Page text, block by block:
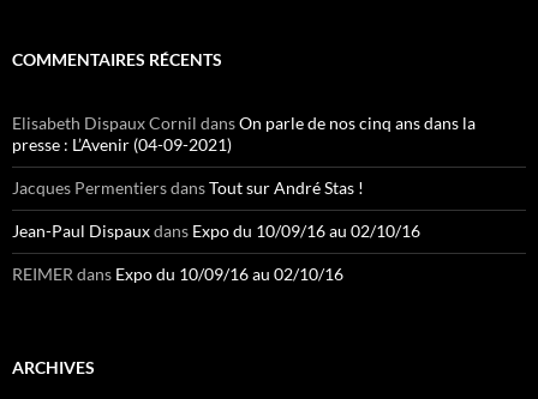
COMMENTAIRES RÉCENTS
Elisabeth Dispaux Cornil dansOn parle de nos cinq ans dans la
presse : L’Avenir (04-09-2021)
Jacques PermentiersdansTout sur André Stas !
Jean-Paul Dispauxdans Expo du 10/09/16 au 02/10/16
REIMER dans Expo du 10/09/16 au 02/10/16
ARCHIVES